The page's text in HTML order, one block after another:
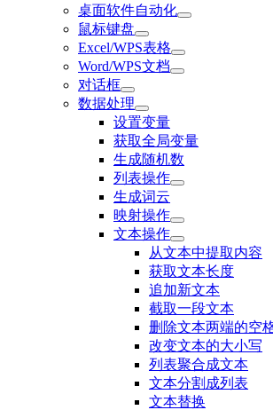
桌面软件自动化
鼠标键盘
Excel/WPS表格
Word/WPS文档
对话框
数据处理
设置变量
获取全局变量
生成随机数
列表操作
生成词云
映射操作
文本操作
从文本中提取内容
获取文本长度
追加新文本
截取一段文本
删除文本两端的空
改变文本的大小写
列表聚合成文本
文本分割成列表
文本替换